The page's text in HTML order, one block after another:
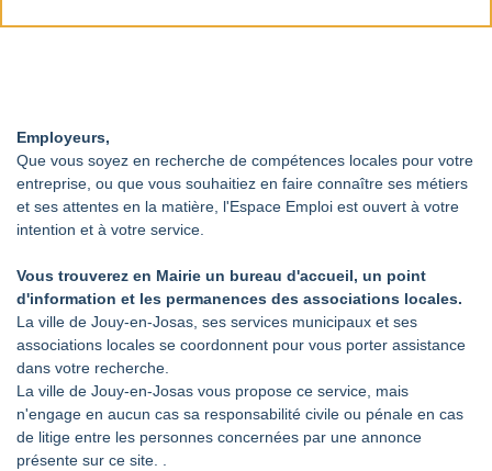
Employeurs,
Que vous soyez en recherche de compétences locales pour votre
entreprise, ou que vous souhaitiez en faire connaître ses métiers
et ses attentes en la matière, l'Espace Emploi est ouvert à votre
intention et à votre service.
Vous trouverez en Mairie un bureau d'accueil, un point
d'information et les permanences des associations locales.
La ville de Jouy-en-Josas, ses services municipaux et ses
associations locales se coordonnent pour vous porter assistance
dans votre recherche.
La ville de Jouy-en-Josas vous propose ce service, mais
n'engage en aucun cas sa responsabilité civile ou pénale en cas
de litige entre les personnes concernées par une annonce
présente sur ce site. .